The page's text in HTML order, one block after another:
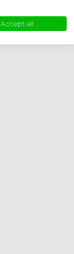
Accept all